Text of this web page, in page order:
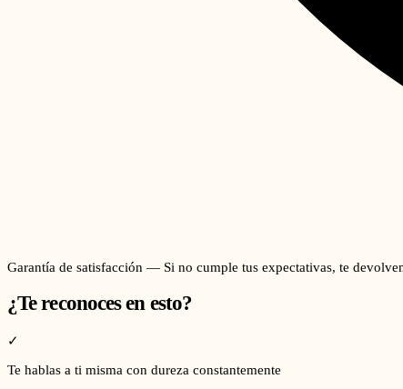
Garantía de satisfacción — Si no cumple tus expectativas, te
¿Te reconoces en esto?
✓
Te hablas a ti misma con dureza constantemente